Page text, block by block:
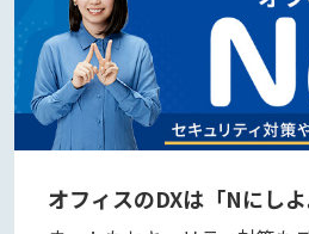
オフィスのDXは「Nにしよ